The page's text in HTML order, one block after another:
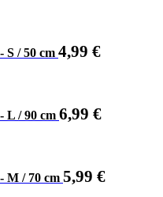
S / 50 cm 4,99 €
L / 90 cm 6,99 €
M / 70 cm 5,99 €